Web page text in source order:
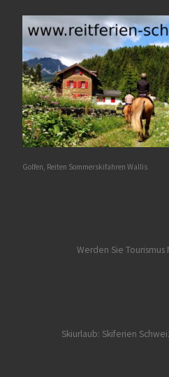
Golfen, Reiten Sommerskifahren Wallis
Werden Sie
Skiurlaub: Skiferien